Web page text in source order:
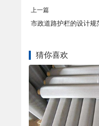
上一篇
市政道路护栏的设计
猜你喜欢